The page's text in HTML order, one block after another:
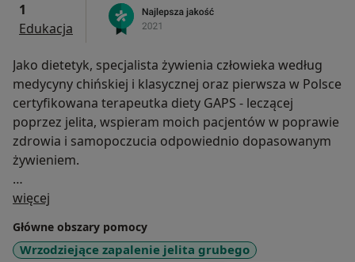
1
Edukacja
Jako dietetyk, specjalista żywienia człowieka według
medycyny chińskiej i klasycznej oraz pierwsza w Polsce
certyfikowana terapeutka diety GAPS - leczącej
poprzez jelita, wspieram moich pacjentów w poprawie
zdrowia i samopoczucia odpowiednio dopasowanym
żywieniem.
Celem mojej pracy jest nie tylko doraźna pomoc, lecz
przede wszystkim długofalowe wspieranie sił
organizmu.
więcej
Główne obszary pomocy
Wrzodziejące zapalenie jelita grubego